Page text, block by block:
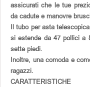
assicurati che le tue
da cadute e manovre
Il tubo per asta
si estende da 47 pollici a
sette piedi.
Inoltre, una comoda e
ragazzi.
CARATTERISTICHE